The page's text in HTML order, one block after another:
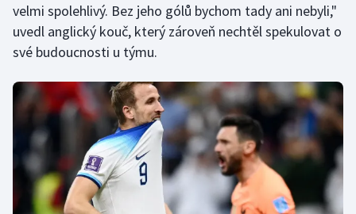
velmi spolehlivý. Bez jeho gólů bychom tady ani nebyli,"
uvedl anglický kouč, který zároveň nechtěl spekulovat o
své budoucnosti u týmu.